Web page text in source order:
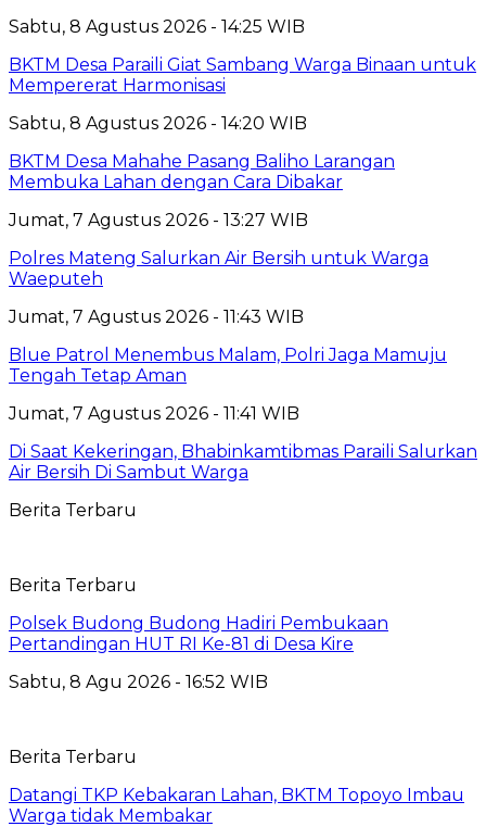
Sabtu, 8 Agustus 2026 - 14:25 WIB
BKTM Desa Paraili Giat Sambang Warga Binaan untuk
Mempererat Harmonisasi
Sabtu, 8 Agustus 2026 - 14:20 WIB
BKTM Desa Mahahe Pasang Baliho Larangan
Membuka Lahan dengan Cara Dibakar
Jumat, 7 Agustus 2026 - 13:27 WIB
Polres Mateng Salurkan Air Bersih untuk Warga
Waeputeh
Jumat, 7 Agustus 2026 - 11:43 WIB
Blue Patrol Menembus Malam, Polri Jaga Mamuju
Tengah Tetap Aman
Jumat, 7 Agustus 2026 - 11:41 WIB
Di Saat Kekeringan, Bhabinkamtibmas Paraili Salurkan
Air Bersih Di Sambut Warga
Berita Terbaru
Berita Terbaru
Polsek Budong Budong Hadiri Pembukaan
Pertandingan HUT RI Ke-81 di Desa Kire
Sabtu, 8 Agu 2026 - 16:52 WIB
Berita Terbaru
Datangi TKP Kebakaran Lahan, BKTM Topoyo Imbau
Warga tidak Membakar